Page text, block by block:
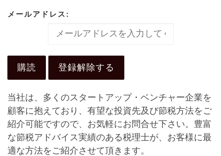
メールアドレス:
当社は、多くのスタートアップ・ベンチャー企業を
顧客に抱えており、有望な投資先及び節税方法をご
紹介可能ですので、お気軽にお問合せ下さい。豊富
な節税アドバイス実績のある税理士が、お客様に最
適な方法をご紹介させて頂きます。